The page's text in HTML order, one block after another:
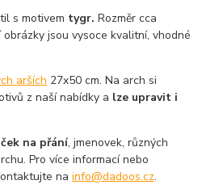
s motivem tygr. Rozměr cca
jsou vysoce kvalitní, vhodné
arších 27x50 cm. Na arch si
z naší nabídky a lze upravit i
na přání, jmenovek, různých
Pro více informací nebo
nainfo@dadoos.cz.